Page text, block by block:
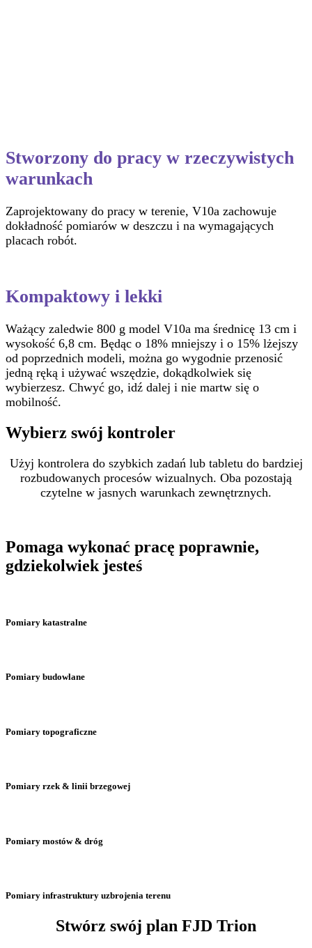
Stworzony do pracy w rzeczywistych
warunkach
Zaprojektowany do pracy w terenie, V10a zachowuje
dokładność pomiarów w deszczu i na wymagających
placach robót.
Kompaktowy i lekki
Ważący zaledwie 800 g model V10a ma średnicę 13 cm i
wysokość 6,8 cm. Będąc o 18% mniejszy i o 15% lżejszy
od poprzednich modeli, można go wygodnie przenosić
jedną ręką i używać wszędzie, dokądkolwiek się
wybierzesz. Chwyć go, idź dalej i nie martw się o
mobilność.
Wybierz swój kontroler
Użyj kontrolera do szybkich zadań lub tabletu do bardziej
rozbudowanych procesów wizualnych. Oba pozostają
czytelne w jasnych warunkach zewnętrznych.
Pomaga wykonać pracę poprawnie,
gdziekolwiek jesteś
Pomiary katastralne
Pomiary budowlane
Pomiary topograficzne
Pomiary rzek & linii brzegowej
Pomiary mostów & dróg
Pomiary infrastruktury uzbrojenia terenu
Stwórz swój plan FJD Trion